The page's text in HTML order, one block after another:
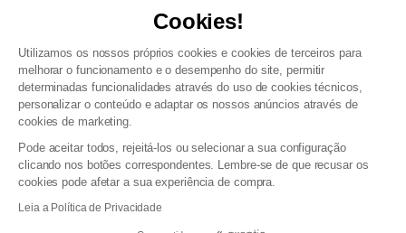
Cookies!
Utilizamos os nossos próprios cookies e cookies de terceiros para
melhorar o funcionamento e o desempenho do site, permitir
determinadas funcionalidades através do uso de cookies técnicos,
personalizar o conteúdo e adaptar os nossos anúncios através de
cookies de marketing.
Pode aceitar todos, rejeitá-los ou selecionar a sua configuração
clicando nos botões correspondentes. Lembre-se de que recusar os
cookies pode afetar a sua experiência de compra.
Leia a Política de Privacidade
Termos e Condições Gerais de Venda e Aviso Legal
Gestão de dados pessoais e política de cookies
Termos e condições gerais de venda pro
Declaração de Acessibilidade